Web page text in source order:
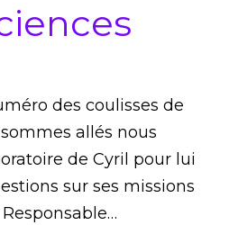
des coulisses de
sommes allés nous
de Cyril pour lui
sur ses missions